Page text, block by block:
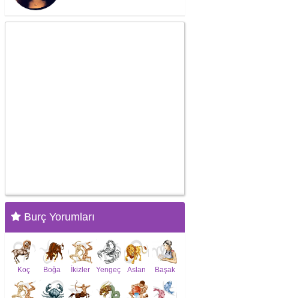
Burç Yorumları
Koç Boğa İkizler Yengeç Aslan Başak